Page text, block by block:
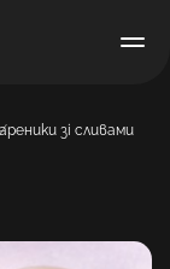
зі сливами